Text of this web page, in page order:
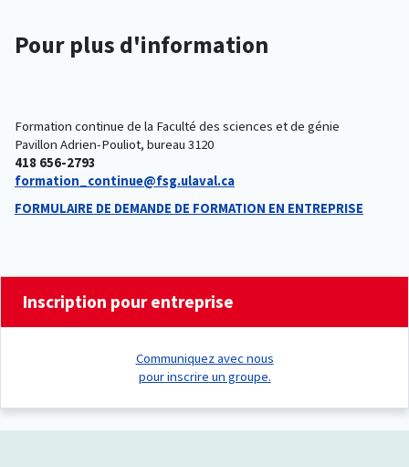
Pour plus d'information
Formation continue de la Faculté des sciences et de génie
Pavillon Adrien-Pouliot, bureau 3120
418 656-2793
formation_continue@fsg.ulaval.ca
FORMULAIRE DE DEMANDE DE FORMATION EN ENTREPRISE
Inscription pour entreprise
Communiquez avec nous
pour inscrire un groupe.